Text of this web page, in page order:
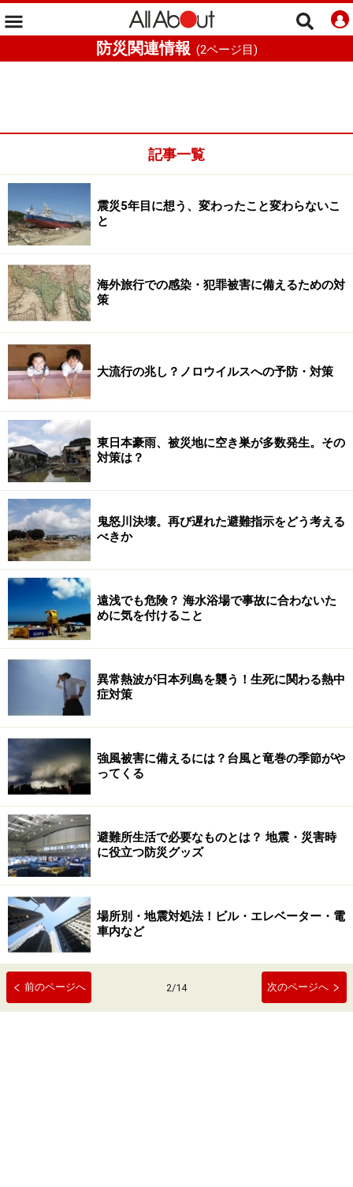
防災関連情報 (2ページ目)
記事一覧
震災5年目に想う、変わったこと変わらないこ
と
海外旅行での感染・犯罪被害に備えるための対
策
大流行の兆し？ノロウイルスへの予防・対策
東日本豪雨、被災地に空き巣が多数発生。その
対策は？
鬼怒川決壊。再び遅れた避難指示をどう考える
べきか
遠浅でも危険？ 海水浴場で事故に合わないた
めに気を付けること
異常熱波が日本列島を襲う！生死に関わる熱中
症対策
強風被害に備えるには？台風と竜巻の季節がや
ってくる
避難所生活で必要なものとは？ 地震・災害時
に役立つ防災グッズ
場所別・地震対処法！ビル・エレベーター・電
車内など
前のページへ 2/14 次のページへ